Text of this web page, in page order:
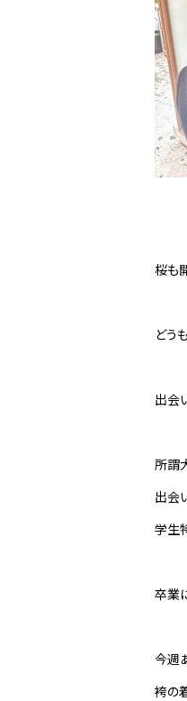
桜も
どう
出会
所謂
出会
学生
卒業
今週
袴の